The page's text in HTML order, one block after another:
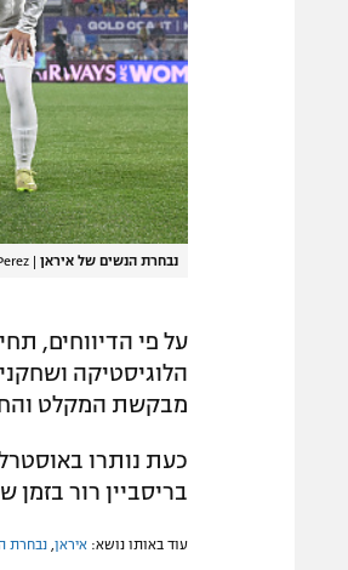
נבחרת הנשים של איראן |
על פי הדיווחים,
הלוגיסטיקה
מבקשת המקלט
כעת נותרו
בריסביין רור
עוד באותו נושא: איראן נבחרת